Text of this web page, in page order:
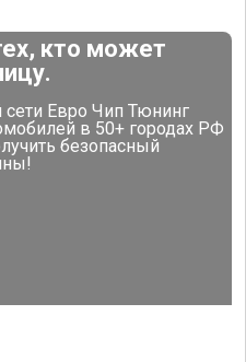
кто может
Евро Чип Тюнинг
в 50+ городах РФ
безопасный